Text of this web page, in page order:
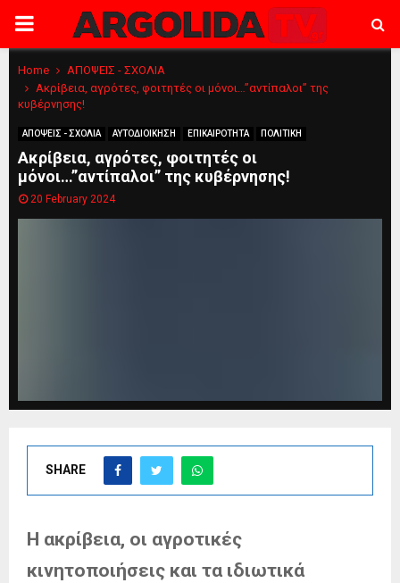
PRIMARY
MENU
Home
ΑΠΟΨΕΙΣ - ΣΧΟΛΙΑ
Ακρίβεια, αγρότες, φοιτητές οι μόνοι…”αντίπαλοι” της
κυβέρνησης!
ΑΠΟΨΕΙΣ - ΣΧΟΛΙΑ ΑΥΤΟΔΙΟΙΚΗΣΗ ΕΠΙΚΑΙΡΟΤΗΤΑ ΠΟΛΙΤΙΚΗ
Ακρίβεια, αγρότες, φοιτητές οι
μόνοι…”αντίπαλοι” της κυβέρνησης!
20 February 2024
SHARE
Η ακρίβεια, οι αγροτικές
κινητοποιήσεις και τα ιδιωτικά